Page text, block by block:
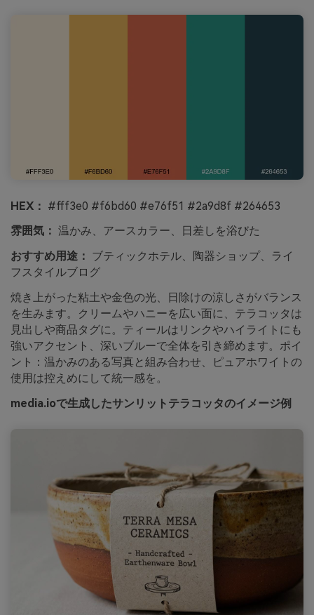
HEX： #fff3e0 #f6bd60 #e76f51 #2a9d8f #264653
雰囲気： 温かみ、アースカラー、日差しを浴びた
おすすめ用途： ブティックホテル、陶器ショップ、ライ
フスタイルブログ
焼き上がった粘土や金色の光、日除けの涼しさがバランス
を生みます。クリームやハニーを広い面に、テラコッタは
見出しや商品タグに。ティールはリンクやハイライトにも
強いアクセント、深いブルーで全体を引き締めます。ポイ
ント：温かみのある写真と組み合わせ、ピュアホワイトの
使用は控えめにして統一感を。
media.ioで生成したサンリットテラコッタのイメージ例